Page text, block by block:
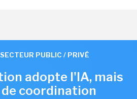
SECTEUR PUBLIC / PRIVÉ
adopte l'IA, mais
de coordination